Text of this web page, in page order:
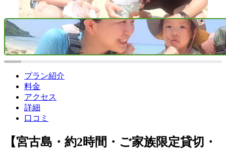
プラン紹介
料金
アクセス
詳細
口コミ
【宮古島・約2時間・ご家族限定貸切・